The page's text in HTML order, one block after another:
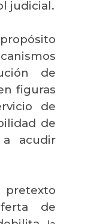
judicial.
de
figuras
de
de
acudir
pretexto
de